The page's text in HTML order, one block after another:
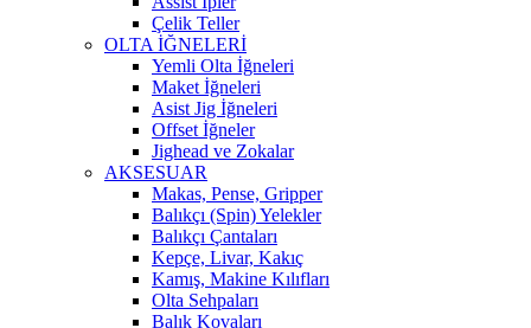
Çelik Teller
OLTA İĞNELERİ
Yemli Olta İğneleri
Maket İğneleri
Asist Jig İğneleri
Offset İğneler
Jighead ve Zokalar
AKSESUAR
Makas, Pense, Gripper
Balıkçı (Spin) Yelekler
Balıkçı Çantaları
Kepçe, Livar, Kakıç
Kamış, Makine Kılıfları
Olta Sehpaları
Balık Kovaları